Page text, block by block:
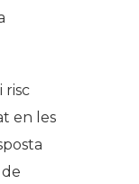
risc
en les